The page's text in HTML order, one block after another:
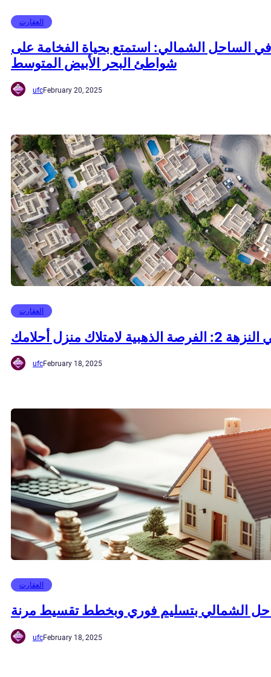
العقارت
الساحل الشمالي: استمتع بحياة الفخامة على
شواطئ البحر الأبيض المتوسط
ufcFebruary 20, 2025
العقارت
منزل أحلامك
ufcFebruary 18, 2025
العقارت
الشمالي بتسليم فوري وبخطط تقسيط مرنة
ufcFebruary 18, 2025